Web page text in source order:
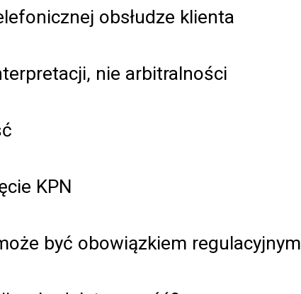
obsłudze klienta
nie arbitralności
KPN
być obowiązkiem regulacyjnym